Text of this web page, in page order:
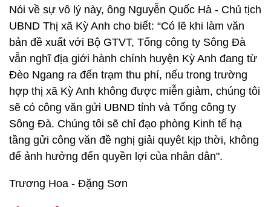
Nói về sự vô lý này, ông Nguyễn Quốc Hà - Chủ tịch
UBND Thị xã Kỳ Anh cho biết: “Có lẽ khi làm văn
bản đề xuất với Bộ GTVT, Tổng công ty Sông Đà
vẫn nghĩ địa giới hành chính huyện Kỳ Anh đang từ
Đèo Ngang ra đến trạm thu phí, nếu trong trường
hợp thị xã Kỳ Anh không được miễn giảm, chúng tôi
sẽ có công văn gửi UBND tỉnh và Tổng công ty
Sông Đà. Chúng tôi sẽ chỉ đạo phòng Kinh tế hạ
tầng gửi công văn đề nghị giải quyêt kịp thời, không
để ảnh hưởng đến quyền lợi của nhân dân".
Trương Hoa - Đặng Sơn